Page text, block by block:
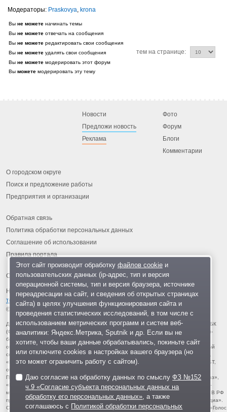
Praskovya, krona
Вы не можете начинать темы
Вы не можете отвечать на сообщения
Вы не можете редактировать свои сообщения
Вы не можете удалять свои сообщения
Вы не можете модерировать этот форум
Вы можете модерировать эту тему
тем на странице:
Новости
Предложи новость
Реклама
Фото
Форум
Блоги
Комментарии
О городском округе
Поиск и предложение работы
Предприятия и организации
Обратная связь
Политика обработки персональных данных
Соглашение об использовании
Правила портала
На информационном ресурсе применяются рекомендательные
технологии
© 2013-2026 «ОИНФО»,
сделано в Одинцово
Для читателей: В России признаны экстремистскими и запрещены организации ФБК
(Фонд борьбы с коррупцией, признан иноагентом), Штабы Навального, «Национал-
большевистская партия», «Свидетели Иеговы», «Армия воли народа», «Русский
общенациональный союз», «Движение против нелегальной иммиграции», «Правый
сектор», УНА-УНСО, УПА, «Тризуб им. Степана Бандеры», «Мизантропик дивижн»,
«Меджлис крымскотатарского народа», движение «Артподготовка», движение ЛГБТ,
общероссийская политическая партия «Воля», АУЕ, батальоны «Азов» и «Айдар».
Признаны террористическими и запрещены: «Движение Талибан», «Имарат Кавказ»,
«Исламское государство» (ИГ, ИГИЛ), Джебхад-ан-Нусра, «АУМ Синрике», «Братья-
мусульмане», «Аль-Каида в странах исламского Магриба», «Сеть», «Колумбайн». В РФ
признана нежелательной деятельность «Открытой России», издания «Проект Медиа».
СМИ-иноагентами признаны: телеканал «Дождь», «Медуза», «Важные истории», «Голос
Этот сайт производит обработку файлов cookieи
пользовательских данных (ip-адрес, тип и версия
операционной системы, тип и версия браузера, источнике
переадресации на сайт, и сведения об открытых страницах
сайта) в целях улучшения функционирования сайта и
проведения статистических исследований, в том числе с
использованием метрических программ и систем веб-
аналитики: Яндекс.Метрика, Sputnik и др. Если вы не
хотите, чтобы ваши данные обрабатывались, покиньте сайт
или отключите cookies в настройках вашего браузера (но
это может ограничить работу с сайтом).
Даю согласие на обработку данных по смыслуФЗ №152
ч.9 «Согласие субъекта персональных данных на
обработку его персональных данных» , а также
соглашаюсь с Политикой обработки персональных